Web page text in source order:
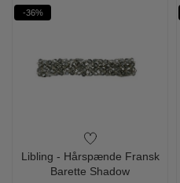
-36%
Libling - Hårspænde Fransk
Barette Shadow